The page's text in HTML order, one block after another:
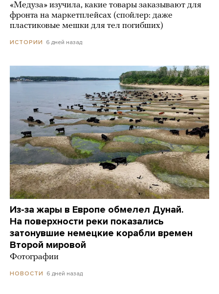
«Медуза» изучила, какие товары заказывают для
фронта на маркетплейсах (спойлер: даже
пластиковые мешки для тел погибших)
ИСТОРИИ 6 дней назад
Из-за жары в Европе обмелел Дунай.
На поверхности реки показались
затонувшие немецкие корабли времен
Второй мировой
Фотографии
НОВОСТИ 6 дней назад